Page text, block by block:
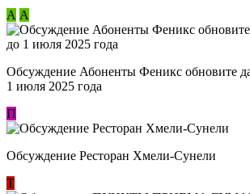
А А
Обсуждение Абоненты Феникс обновите
1 июля 2025 года
П
Обсуждение Ресторан Хмели-Сунели
Т